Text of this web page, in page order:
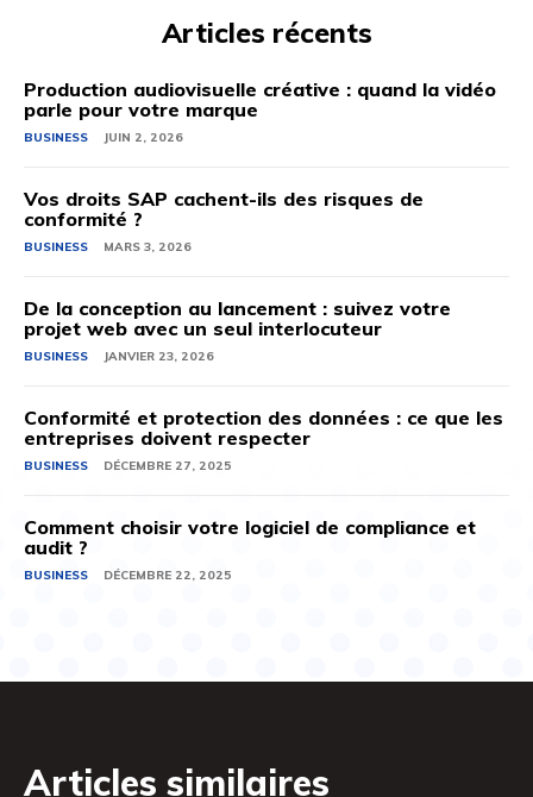
Articles récents
Production audiovisuelle créative : quand la vidéo
parle pour votre marque
BUSINESS JUIN 2, 2026
Vos droits SAP cachent-ils des risques de
conformité ?
BUSINESS MARS 3, 2026
De la conception au lancement : suivez votre
projet web avec un seul interlocuteur
BUSINESS JANVIER 23, 2026
Conformité et protection des données : ce que les
entreprises doivent respecter
BUSINESS DÉCEMBRE 27, 2025
Comment choisir votre logiciel de compliance et
audit ?
BUSINESS DÉCEMBRE 22, 2025
Articles similaires